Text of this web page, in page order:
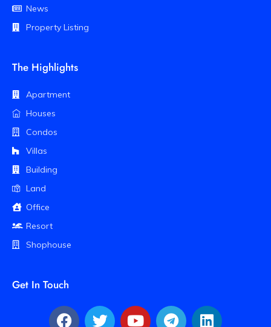
News
Property Listing
The Highlights
Apartment
Houses
Condos
Villas
Building
Land
Office
Resort
Shophouse
Get In Touch